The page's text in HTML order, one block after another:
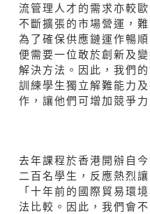
流管理人才的需求亦較
不斷擴張的市場營運，
為了確保供應鏈運作暢
便需要一位敢於創新及
解決方法。因此，我們
訓練學生獨立解難能力
作，讓他們可增加競爭
去年課程於香港開辦自
二百名學生，反應熱烈
「十年前的國際貿易環
法比較。因此，我們會